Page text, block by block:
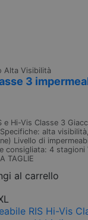
Alta Visibilità
3
e Hi-Vis Classe 3
alta
Livello di
consigliata: 4
TAGLIE
al carrello